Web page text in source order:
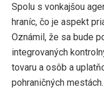
Spolu s vonkajšou
hraníc, čo je aspekt
Oznámil, že sa bude
integrovaných
tovaru a osôb a
pohraničných